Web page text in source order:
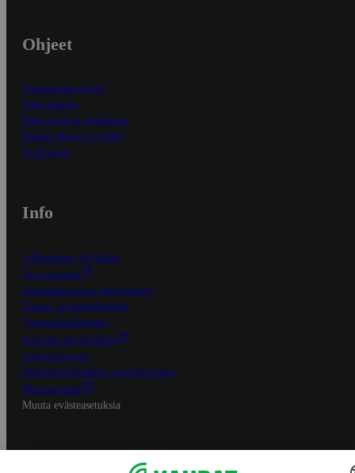
Ohjeet
Ensitilaajan ohjeet
Näin maksat
Näin tilaat ja muokkaat
Kaikki ohjeet ja vinkit
In English
Info
S-Business yrityksille
Oiva-raportit
Osuuskauppojen yhteystiedot
Tilaus- ja toimitusehdot
Tietosuojakäytäntö
Palvelun käyttöehdot
Saavutettavuus
Mobiilisovelluksen saavutettavuus
Mainostajalle
Muuta evästeasetuksia
S-ryhmän palvelut